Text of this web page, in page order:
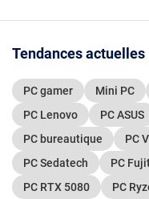
Tendances actuelles
PC gamer Mini PC
PC Lenovo
PC ASUS
PC bureautique
PC
PC Sedatech
PC
PC RTX 5080
PC